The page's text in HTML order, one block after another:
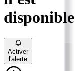
disponible
Activer
l'alerte